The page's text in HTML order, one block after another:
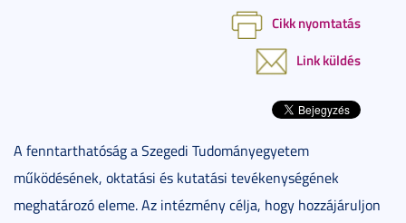
Cikk nyomtatás
Link küldés
A fenntarthatóság a Szegedi Tudományegyetem
működésének, oktatási és kutatási tevékenységének
meghatározó eleme. Az intézmény célja, hogy hozzájáruljon